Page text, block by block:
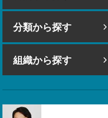
分類から探す
組織から探す